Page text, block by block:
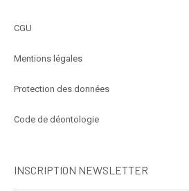
CGU
Mentions légales
Protection des données
Code de déontologie
INSCRIPTION NEWSLETTER